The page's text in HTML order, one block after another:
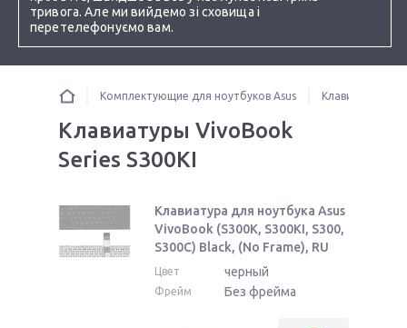
тривога. Але ми вийдемо зі сховища і
перетелефонуємо вам.
Комплектующие для ноутбуков Asus Клавиатуры
Клавиатуры VivoBook
Series S300KI
Клавиатура для ноутбука Asus
VivoBook (S300K, S300KI, S300,
S300C) Black, (No Frame), RU
Цвет черный
Фрейм Без фрейма